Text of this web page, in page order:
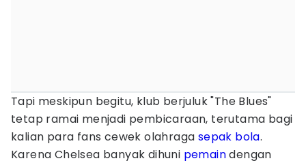
Tapi meskipun begitu, klub berjuluk "The Blues"
tetap ramai menjadi pembicaraan, terutama bagi
kalian para fans cewek olahraga sepak bola.
Karena Chelsea banyak dihuni pemaindengan